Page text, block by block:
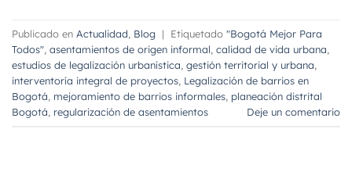
Publicado en Actualidad Blog | Etiquetado "Bogotá Mejor Para
Todos" asentamientos de origen informal calidad de vida urbana
estudios de legalización urbanística gestión territorial y urbana
interventoría integral de proyectos Legalización de barrios en
Bogotá mejoramiento de barrios informales planeación distrital
Bogotá regularización de asentamientos Deje un comentario